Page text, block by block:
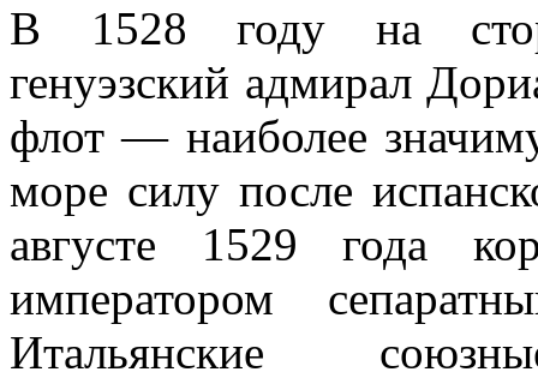
В 1528 году на
генуэзский адмирал
флот — наиболее
море силу после
августе 1529 года
императором
Итальянские